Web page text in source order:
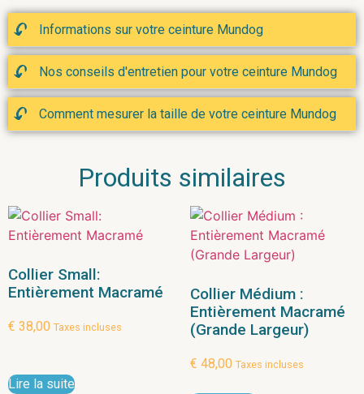
Informations sur votre ceinture Mundog
Nos conseils d'entretien pour votre ceinture Mundog
Comment mesurer la taille de votre ceinture Mundog
Produits similaires
Collier Small:
Entièrement Macramé
€ 38,00 Taxes incluses
Lire la suite
Collier Médium :
Entièrement Macramé
(Grande Largeur)
€ 48,00 Taxes incluses